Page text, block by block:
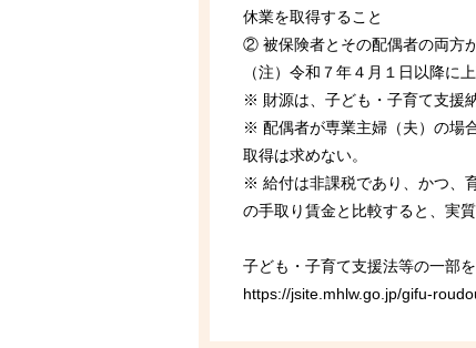
休業を取得すること
② 被保険者とその配偶者の両方
（注）令和７年４月１日以降に
※ 財源は、子ども・子育て支援納
※ 配偶者が専業主婦（夫）の場
取得は求めない。
※ 給付は非課税であり、かつ、
の手取り賃金と比較すると、実
子ども・子育て支援法等の一部
https://jsite.mhlw.go.jp/gifu-